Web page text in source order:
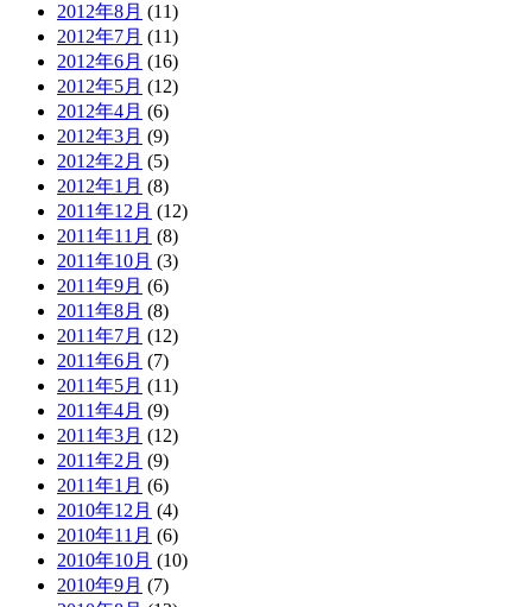
2012年8月 (11)
2012年7月 (11)
2012年6月 (16)
2012年5月 (12)
2012年4月 (6)
2012年3月 (9)
2012年2月 (5)
2012年1月 (8)
2011年12月 (12)
2011年11月 (8)
2011年10月 (3)
2011年9月 (6)
2011年8月 (8)
2011年7月 (12)
2011年6月 (7)
2011年5月 (11)
2011年4月 (9)
2011年3月 (12)
2011年2月 (9)
2011年1月 (6)
2010年12月 (4)
2010年11月 (6)
2010年10月 (10)
2010年9月 (7)